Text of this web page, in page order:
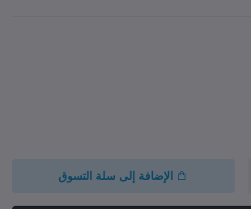
الإضافة إلى سلة التسوق